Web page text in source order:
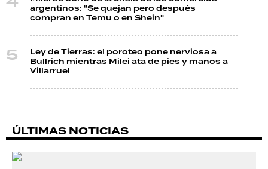
argentinos: "Se quejan pero después
compran en Temu o en Shein"
Ley de Tierras: el poroteo pone nerviosa a
Bullrich mientras Milei ata de pies y manos a
Villarruel
ÚLTIMAS NOTICIAS